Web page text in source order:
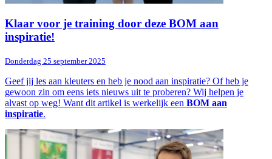
Klaar voor je training door deze BOM aan
inspiratie!
Donderdag 25 september 2025
Geef jij les aan kleuters en heb je nood aan inspiratie? Of heb je
gewoon zin om eens iets nieuws uit te proberen? Wij helpen je
alvast op weg! Want dit artikel is werkelijk een BOM aan
inspiratie.